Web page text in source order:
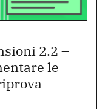
2.2 –
le